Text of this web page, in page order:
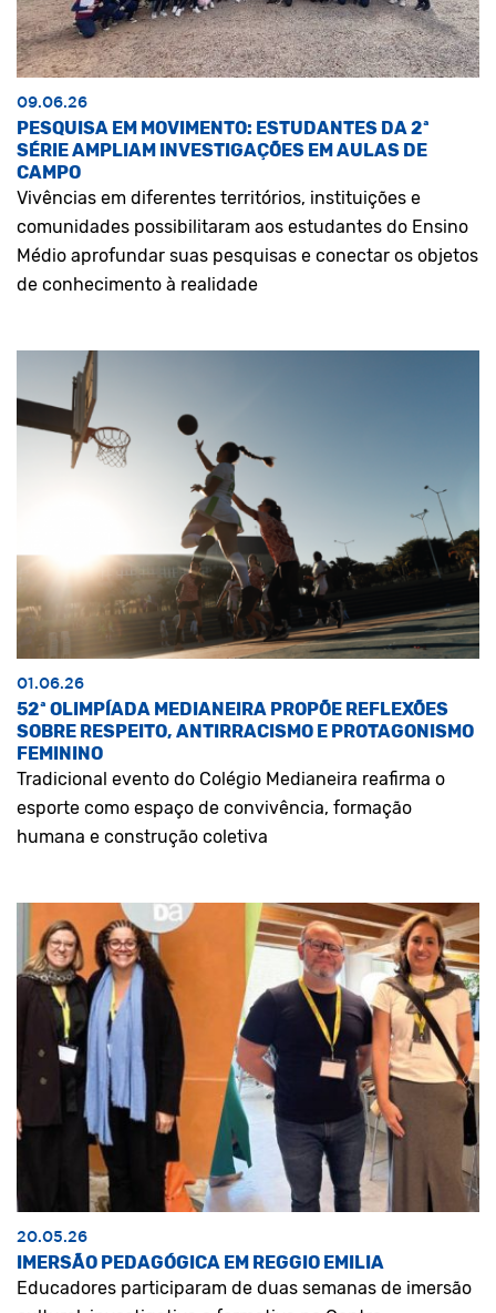
09.06.26
PESQUISA EM MOVIMENTO: ESTUDANTES DA 2ª
SÉRIE AMPLIAM INVESTIGAÇÕES EM AULAS DE
CAMPO
Vivências em diferentes territórios, instituições e
comunidades possibilitaram aos estudantes do Ensino
Médio aprofundar suas pesquisas e conectar os objetos
de conhecimento à realidade
01.06.26
52ª OLIMPÍADA MEDIANEIRA PROPÕE REFLEXÕES
SOBRE RESPEITO, ANTIRRACISMO E PROTAGONISMO
FEMININO
Tradicional evento do Colégio Medianeira reafirma o
esporte como espaço de convivência, formação
humana e construção coletiva
20.05.26
IMERSÃO PEDAGÓGICA EM REGGIO EMILIA
Educadores participaram de duas semanas de imersão